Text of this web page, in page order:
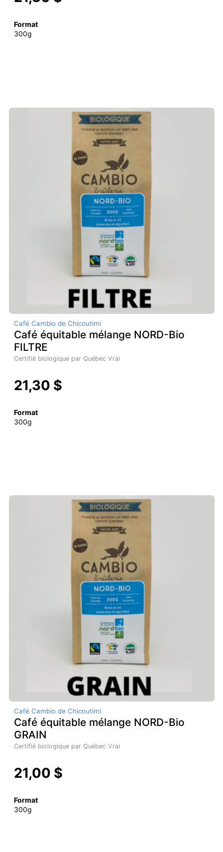
Format
300g
Café Cambio de Chicoutimi
Café équitable mélange NORD-Bio
FILTRE
Certifié biologique par Québec Vrai
21,30 $
Format
300g
Café Cambio de Chicoutimi
Café équitable mélange NORD-Bio
GRAIN
Certifié biologique par Québec Vrai
21,00 $
Format
300g